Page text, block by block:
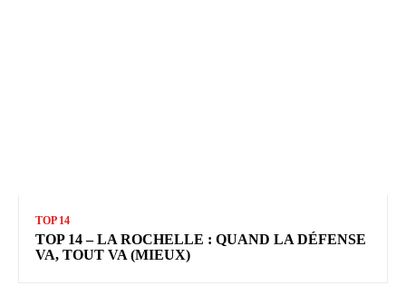
TOP 14
TOP 14 – LA ROCHELLE : QUAND LA DÉFENSE
VA, TOUT VA (MIEUX)